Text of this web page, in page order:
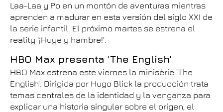
Laa-Laa y Po en un montón de aventuras mientras
aprenden a madurar en esta versión del siglo XXI de
la serie infantil. El próximo martes se estrena el
reality '¡Huye y hambre!'.
HBO Max presenta 'The English'
HBO Max estrena este viernes la minisèrie 'The
English'. Dirigida por Hugo Blick la producción trata
temas centrales de la identidad y la venganza para
explicar una historia singular sobre el origen, el